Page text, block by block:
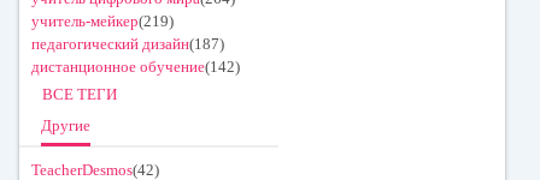
учитель-мейкер(219)
педагогический дизайн(187)
дистанционное обучение(142)
ВСЕ ТЕГИ
Другие
TeacherDesmos(42)